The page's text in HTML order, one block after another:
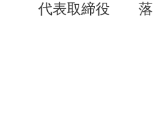
代表取締役